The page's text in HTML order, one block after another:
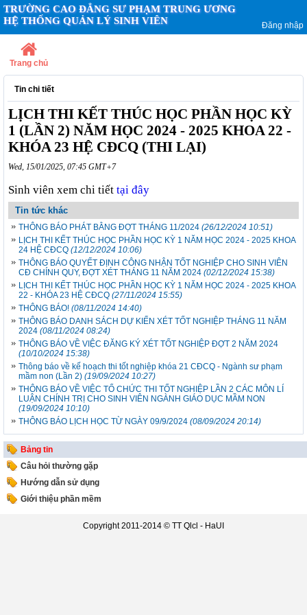
TRƯỜNG CAO ĐẲNG SƯ PHẠM TRUNG ƯƠNG
HỆ THỐNG QUẢN LÝ SINH VIÊN
Đăng nhập
Trang chủ
Tin chi tiết
LỊCH THI KẾT THÚC HỌC PHẦN HỌC KỲ
1 (LẦN 2) NĂM HỌC 2024 - 2025 KHOA 22 -
KHÓA 23 HỆ CĐCQ (THI LẠI)
Wed, 15/01/2025, 07:45 GMT+7
Sinh viên xem chi tiết tại đây
Tin tức khác
THÔNG BÁO PHÁT BẰNG ĐỢT THÁNG 11/2024 (26/12/2024 10:51)
LỊCH THI KẾT THÚC HỌC PHẦN HỌC KỲ 1 NĂM HỌC 2024 - 2025 KHOA
24 HỆ CĐCQ (12/12/2024 10:06)
THÔNG BÁO QUYẾT ĐỊNH CÔNG NHẬN TỐT NGHIỆP CHO SINH VIÊN
CĐ CHÍNH QUY, ĐỢT XÉT THÁNG 11 NĂM 2024 (02/12/2024 15:38)
LỊCH THI KẾT THÚC HỌC PHẦN HỌC KỲ 1 NĂM HỌC 2024 - 2025 KHOA
22 - KHÓA 23 HỆ CĐCQ (27/11/2024 15:55)
THÔNG BÁO! (08/11/2024 14:40)
THÔNG BÁO DANH SÁCH DỰ KIẾN XÉT TỐT NGHIỆP THÁNG 11 NĂM
2024 (08/11/2024 08:24)
THÔNG BÁO VỀ VIỆC ĐĂNG KÝ XÉT TỐT NGHIỆP ĐỢT 2 NĂM 2024
(10/10/2024 15:38)
Thông báo về kế hoạch thi tốt nghiệp khóa 21 CĐCQ - Ngành sư phạm
mầm non (Lần 2) (19/09/2024 10:27)
THÔNG BÁO VỀ VIỆC TỔ CHỨC THI TỐT NGHIỆP LẦN 2 CÁC MÔN LÍ
LUẬN CHÍNH TRỊ CHO SINH VIÊN NGÀNH GIÁO DỤC MẦM NON
(19/09/2024 10:10)
THÔNG BÁO LỊCH HỌC TỪ NGÀY 09/9/2024 (08/09/2024 20:14)
Bảng tin
Câu hỏi thường gặp
Hướng dẫn sử dụng
Giới thiệu phần mềm
Copyright 2011-2014 © TT Qlcl - HaUI